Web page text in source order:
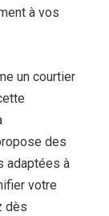
à vos
un courtier
des
adaptées à
votre
dès